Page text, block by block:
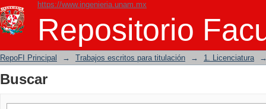
https://www.ingenieria.unam.mx
Repositorio
Buscar
RepoFI Principal → Trabajos escritos para titulación → 1. Licenciatura
Buscar